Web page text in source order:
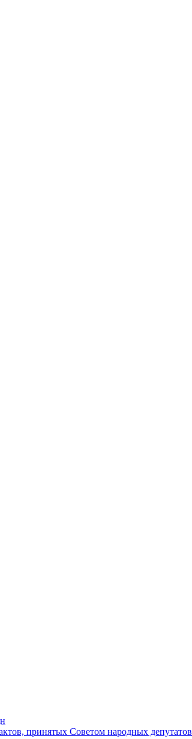
принятых Советом народных депутатов